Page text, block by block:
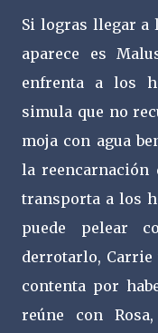
Si logras llegar a
aparece es
enfrenta a los
simula que no
moja con agua
la reencarnación
transporta a los
puede pelear
derrotarlo, Carrie
contenta por
reúne con